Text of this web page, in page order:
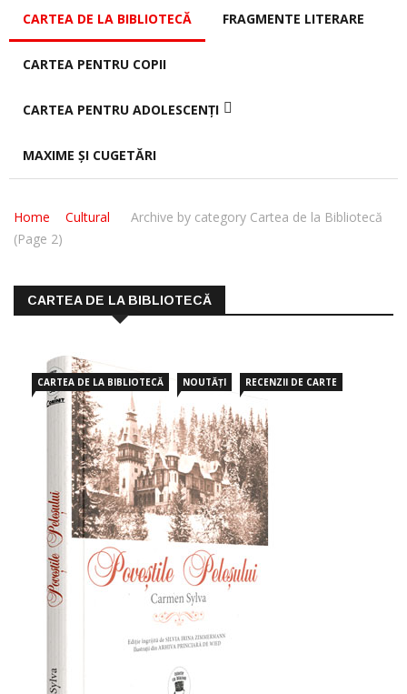
CARTEA DE LA BIBLIOTECĂ FRAGMENTE LITERARE
CARTEA PENTRU COPII
CARTEA PENTRU ADOLESCENȚI
MAXIME ȘI CUGETĂRI
Home Cultural
Archive by category Cartea de la Bibliotecă
(Page 2)
CARTEA DE LA BIBLIOTECĂ
CARTEA DE LA BIBLIOTECĂ NOUTĂȚI RECENZII DE CARTE